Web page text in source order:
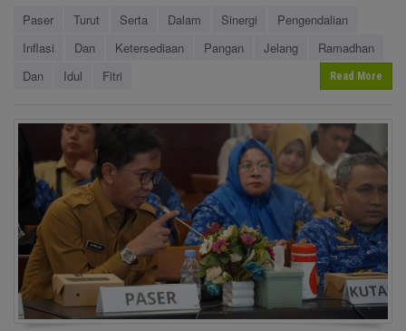
Paser Turut Serta Dalam Sinergi
Pengendalian
Inflasi
Dan Ketersediaan Pangan Jelang
Ramadhan
Dan
Idul Fitri Read More